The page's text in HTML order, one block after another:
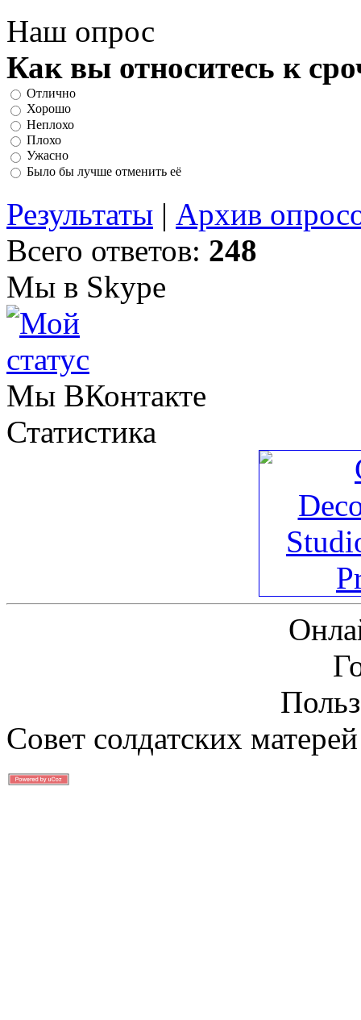
Наш опрос
Как вы относитесь к
Отлично
Хорошо
Неплохо
Плохо
Ужасно
Было бы лучше отменить её
Результаты | Архив
Всего ответов: 248
Мы в Skype
Мы ВКонтакте
Статистика
Совет солдатских